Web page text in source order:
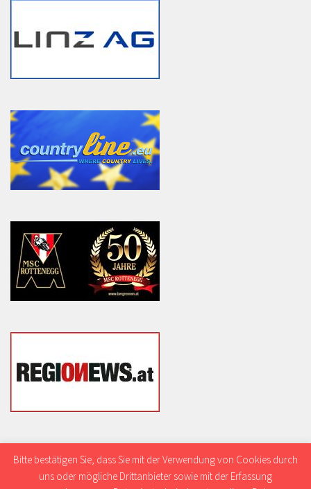
Bitte bestätigen Sie, dass Sie mit der Verwendung von Cookies durch
uns oder mögliche Drittanbieter sowie mit der Erfassung